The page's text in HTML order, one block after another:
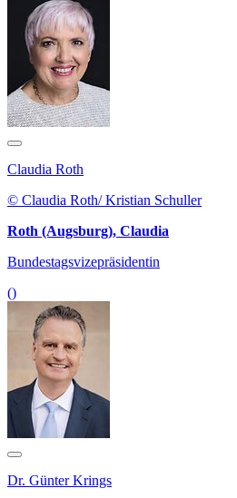
Claudia Roth
© Claudia Roth/ Kristian Schuller
Roth (Augsburg), Claudia
Bundestagsvizepräsidentin
()
Dr. Günter Krings